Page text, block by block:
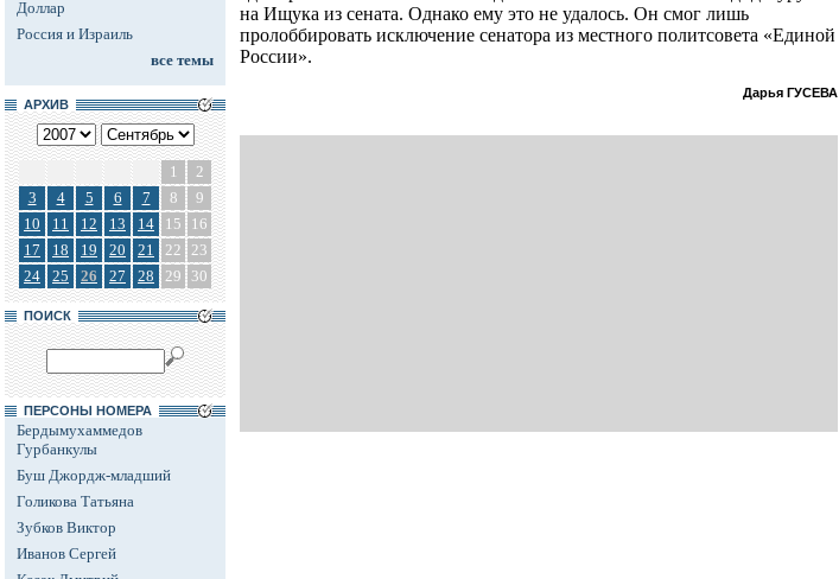
Доллар
Россия и Израиль
все темы
АРХИВ
1
2
3
4 5 6 7 8
9
10
11 12 13 14 15
16
17
18 19 20 21 22 23
24
25 26 27 28 29 30
ПОИСК
ПЕРСОНЫ НОМЕРА
Бердымухаммедов
Гурбанкулы
Буш Джордж-младший
Голикова Татьяна
Зубков Виктор
Иванов Сергей
на Ищука из сената. Однако ему это не удалось. Он смог лишь
пролоббировать исключение сенатора из местного политсовета «Единой
России».
Дарья ГУСЕВА